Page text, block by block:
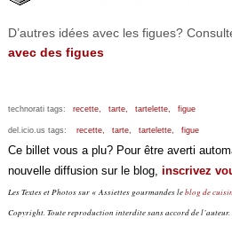
D’autres idées avec les figues?
avec des figues
technorati tags: recette, tarte, tartelette, figue
del.icio.us tags: recette, tarte, tartelette, figue
Ce billet vous a plu? Pour être averti
nouvelle diffusion sur le blog, inscrivez
Les Textes et Photos sur « Assiettes gourmandes leblog de
Copyright. Toute reproduction interdite sans accord de l’auteur.